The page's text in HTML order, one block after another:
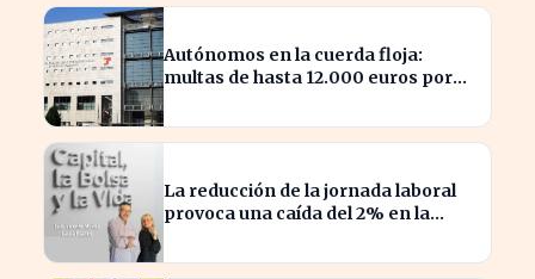
Autónomos en la cuerda floja:
multas de hasta 12.000 euros por
La reducción de la jornada laboral
provoca una caída del 2% en la